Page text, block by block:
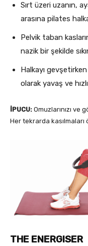
Sırt üzeri uzanın,
arasına pilates
Pelvik taban
nazik bir şekilde
Halkayı
olarak yavaş ve
İPUCU: Omuzlarınızı ve
Her tekrarda kasılmaları
THE ENERGISER